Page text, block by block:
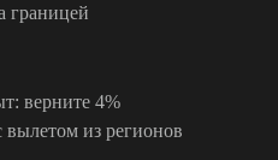
границей
верните 4%
вылетом из регионов